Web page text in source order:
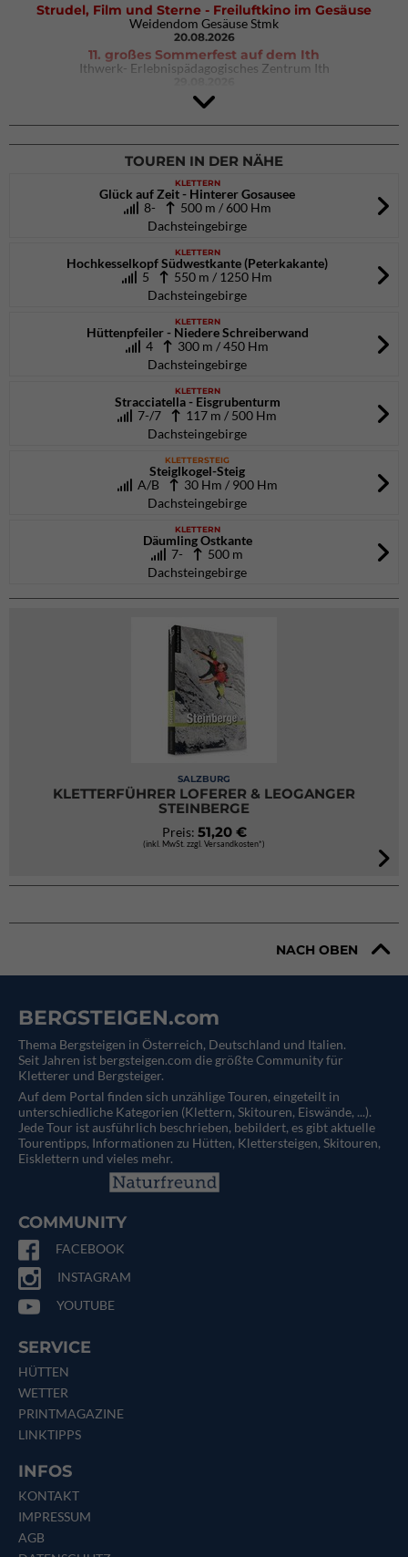
Strudel, Film und Sterne - Freiluftkino im Gesäuse
Weidendom Gesäuse Stmk
20.08.2026
11. großes Sommerfest auf dem Ith
Ithwerk- Erlebnispädagogisches Zentrum Ith
4Blocs KIDS 2026
DAV Kletter- & Boulderzentrum München Süd (Thalkirchen)
26.09.2026
TOUREN IN DER NÄHE
KLETTERN
Glück auf Zeit - Hinterer Gosausee
8- 500 m / 600 Hm
Dachsteingebirge
KLETTERN
Hochkesselkopf Südwestkante (Peterkakante)
5
550 m / 1250 Hm
Dachsteingebirge
KLETTERN
Hüttenpfeiler - Niedere Schreiberwand
4
300 m / 450 Hm
Dachsteingebirge
KLETTERN
Stracciatella - Eisgrubenturm
7-/7
117 m / 500 Hm
Dachsteingebirge
KLETTERSTEIG
Steiglkogel-Steig
A/B 30 Hm / 900 Hm
Dachsteingebirge
KLETTERN
Däumling Ostkante
7-
500 m
Dachsteingebirge
SALZBURG
KLETTERFÜHRER LOFERER & LEOGANGER
STEINBERGE
Preis: 51,20 €
(inkl. MwSt. zzgl. Versandkosten*)
NACH OBEN
BERGSTEIGEN.com
Thema Bergsteigen in Österreich, Deutschland und Italien.
Seit Jahren ist bergsteigen.com die größte Community für
Kletterer und Bergsteiger.
Auf dem Portal finden sich unzählige Touren, eingeteilt in
unterschiedliche Kategorien (Klettern, Skitouren, Eiswände, ...).
Jede Tour ist ausführlich beschrieben, bebildert, es gibt aktuelle
Tourentipps, Informationen zu Hütten, Klettersteigen, Skitouren,
Eisklettern und vieles mehr.
COMMUNITY
FACEBOOK
INSTAGRAM
YOUTUBE
SERVICE
HÜTTEN
WETTER
PRINTMAGAZINE
LINKTIPPS
INFOS
KONTAKT
IMPRESSUM
AGB